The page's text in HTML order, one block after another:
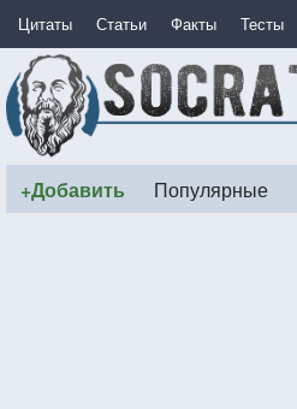
Цитаты Статьи Факты Тесты
+Добавить Популярные